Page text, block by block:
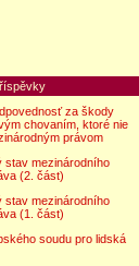
za škody
chovaním, ktoré nie
právom
stav mezinárodního
(2. část)
stav mezinárodního
(1. část)
soudu pro lidská